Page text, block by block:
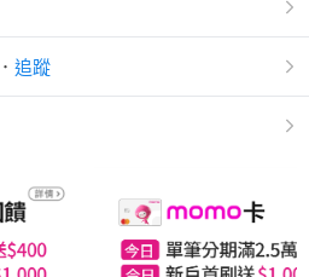
． 追蹤